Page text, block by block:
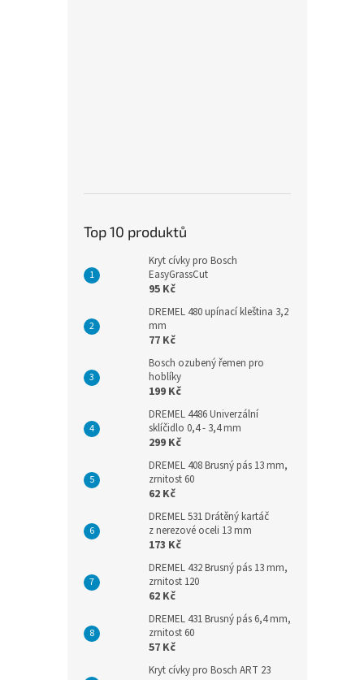
Top 10 produktů
Kryt cívky pro Bosch
EasyGrassCut
95 Kč
DREMEL 480 upínací kleština 3,2
mm
77 Kč
Bosch ozubený řemen pro
hoblíky
199 Kč
DREMEL 4486 Univerzální
sklíčidlo 0,4 - 3,4 mm
299 Kč
DREMEL 408 Brusný pás 13 mm,
zrnitost 60
62 Kč
DREMEL 531 Drátěný kartáč
z nerezové oceli 13 mm
173 Kč
DREMEL 432 Brusný pás 13 mm,
zrnitost 120
62 Kč
DREMEL 431 Brusný pás 6,4 mm,
zrnitost 60
57 Kč
Kryt cívky pro Bosch ART 23